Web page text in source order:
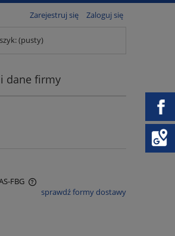
Zarejestruj się Zaloguj się
(pusty)
dane firmy
FBG
sprawdź formy dostawy